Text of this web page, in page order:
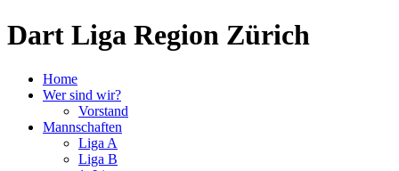
Dart Liga Region Zürich
Home
Wer sind wir?
Vorstand
Mannschaften
Liga A
Liga B